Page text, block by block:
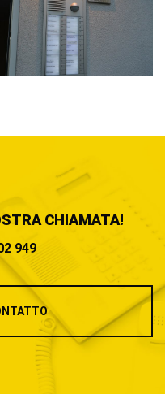
CHIAMATA!
949